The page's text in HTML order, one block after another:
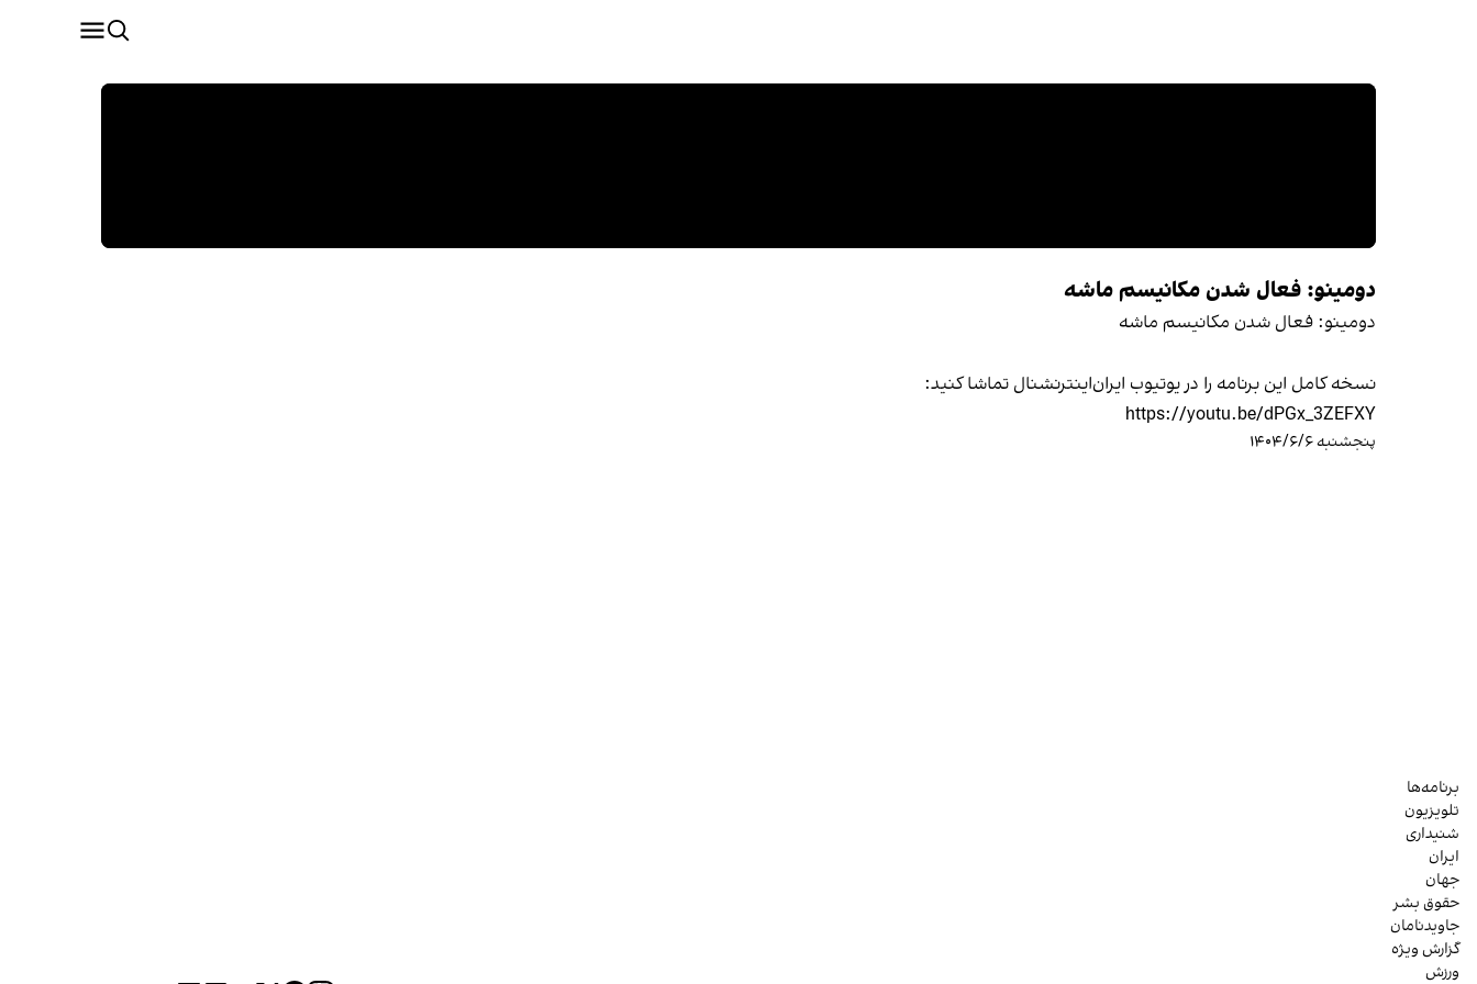
دومینو: فعال شدن مکانیسم ماشه
دومینو: فعال شدن مکانیسم ماشه
نسخه کامل این برنامه را در یوتیوب ایران‌اینترنشنال تماشا کنید:
https://youtu.be/dPGx_3ZEFXY
پنجشنبه ۱۴۰۴/۶/۶
برنامه‌ها
تلویزیون
شنیداری
ایران
جهان
حقوق بشر
جاویدنامان
گزارش ویژه
ورزش